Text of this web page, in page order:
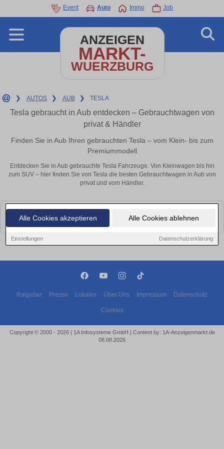
Alle Cookies akzeptieren Alle Cookies ablehnen
Einstellungen Datenschutzerklärung
Event Auto Immo Job
ANZEIGEN
MARKT-
WUERZBURG
❯ AUTOS ❯ AUB ❯ TESLA
Tesla gebraucht in Aub entdecken – Gebrauchtwagen von
privat & Händler
Finden Sie in Aub Ihren gebrauchten Tesla – vom Klein- bis zum
Premiummodell
Entdecken Sie in Aub gebrauchte Tesla Fahrzeuge. Von Kleinwagen bis hin
zum SUV – hier finden Sie von Tesla die besten Gebrauchtwagen in Aub von
privat und vom Händler.
Leider konnten wir derzeit keine passenden Autos finden. Schauen Sie
bald wieder vorbei!
Ratgeber Presse Lokales Über Uns Impressum Datenschutz
Cookies
Copyright © 2000 - 2026 | 1A Infosysteme GmbH | Content by: 1A-Anzeigenmarkt.de
08.08.2026